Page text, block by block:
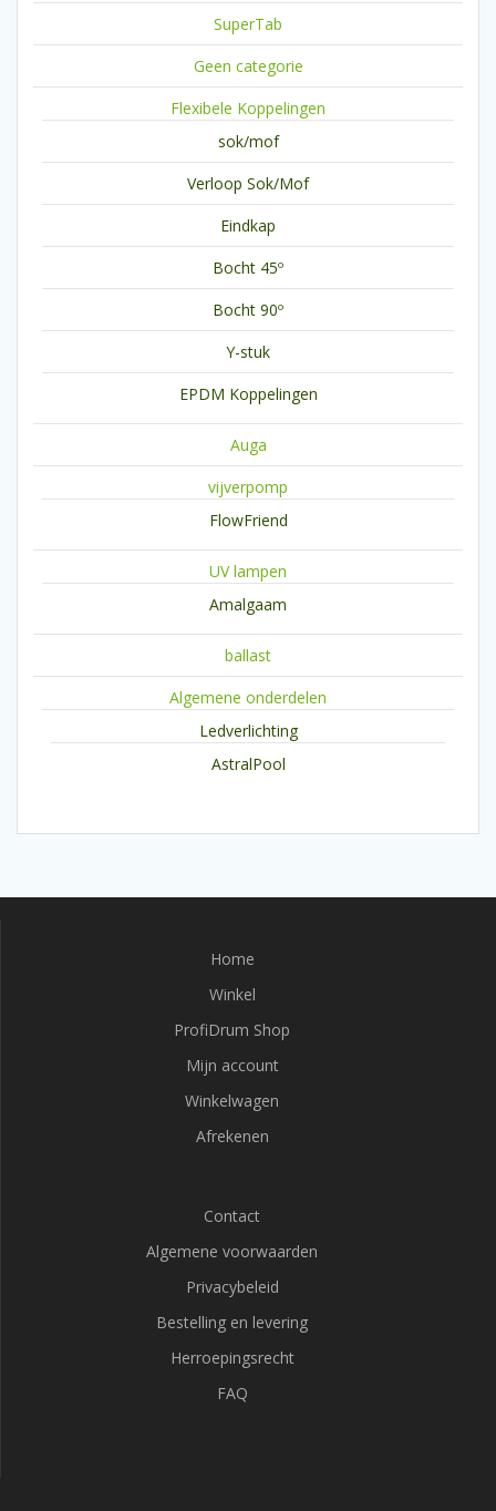
SuperTab
Geen categorie
Flexibele Koppelingen
sok/mof
Verloop Sok/Mof
Eindkap
Bocht 45º
Bocht 90º
Y-stuk
EPDM Koppelingen
Auga
vijverpomp
FlowFriend
UV lampen
Amalgaam
ballast
Algemene onderdelen
Ledverlichting
AstralPool
Home
Winkel
ProfiDrum Shop
Mijn account
Winkelwagen
Afrekenen
Contact
Algemene voorwaarden
Privacybeleid
Bestelling en levering
Herroepingsrecht
FAQ